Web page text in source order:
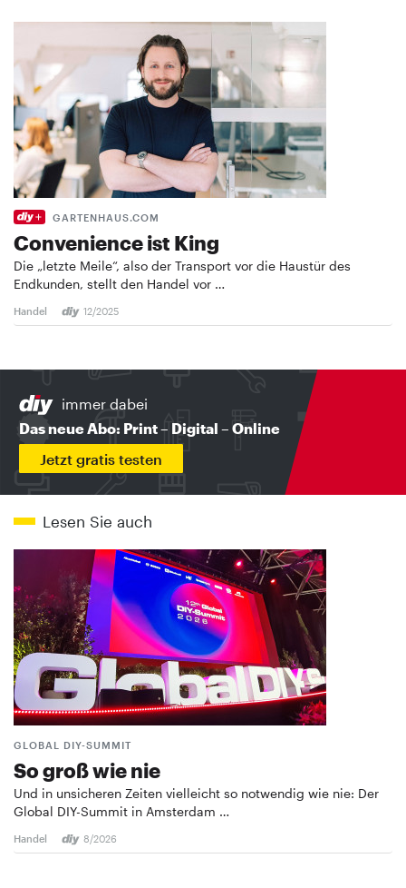
GARTENHAUS.COM
Convenience ist King
Die „letzte Meile“, also der Transport vor die Haustür des
Endkunden, stellt den Handel vor …
Handel 12/2025
immer dabei
Das neue Abo: Print – Digital – Online
Jetzt gratis testen
Lesen Sie auch
GLOBAL DIY-SUMMIT
So groß wie nie
Und in unsicheren Zeiten vielleicht so notwendig wie nie: Der
Global DIY-Summit in Amsterdam …
Handel 8/2026